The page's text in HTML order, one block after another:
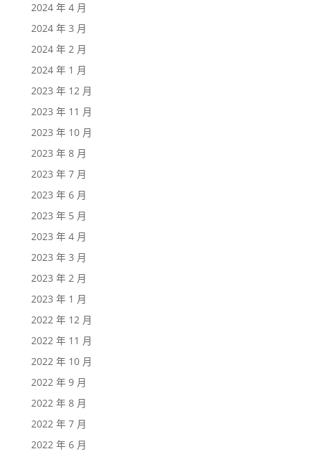
2024 年 4 月
2024 年 3 月
2024 年 2 月
2024 年 1 月
2023 年 12 月
2023 年 11 月
2023 年 10 月
2023 年 8 月
2023 年 7 月
2023 年 6 月
2023 年 5 月
2023 年 4 月
2023 年 3 月
2023 年 2 月
2023 年 1 月
2022 年 12 月
2022 年 11 月
2022 年 10 月
2022 年 9 月
2022 年 8 月
2022 年 7 月
2022 年 6 月